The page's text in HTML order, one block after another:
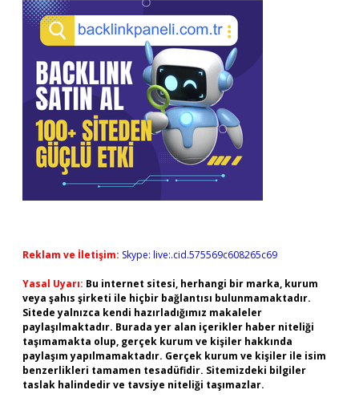
Reklam ve İletişim: Skype: live:.cid.575569c608265c69
Yasal Uyarı: Bu internet sitesi, herhangi bir marka, kurum
veya şahıs şirketi ile hiçbir bağlantısı bulunmamaktadır.
Sitede yalnızca kendi hazırladığımız makaleler
paylaşılmaktadır. Burada yer alan içerikler haber niteliği
taşımamakta olup, gerçek kurum ve kişiler hakkında
paylaşım yapılmamaktadır. Gerçek kurum ve kişiler ile isim
benzerlikleri tamamen tesadüfidir. Sitemizdeki bilgiler
taslak halindedir ve tavsiye niteliği taşımazlar.